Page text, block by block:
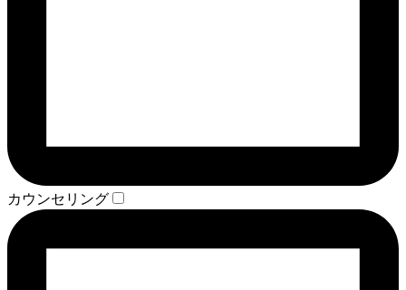
カウンセリング